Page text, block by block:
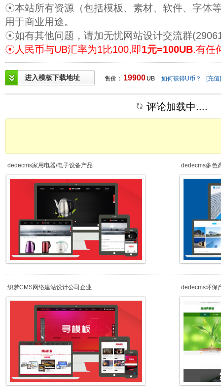
☉本站所有资源（包括模板、素材、软件、字体
用于商业用途。
☉如有其他问题，请加无忧网站设计交流群
☉人民币与UB汇率为1比100,即1元=100UB.有任
进入模板下载地址 售价： 19900 UB 如何获得U币？ [充值]
评论加载中....
dedecms家用电器/电子设备产品 dedecms多色
织梦CMS网络建站设计公司企业 dedecms环保